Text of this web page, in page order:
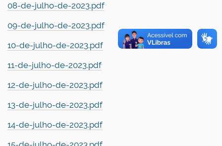
08-de-julho-de-2023.pdf
09-de-julho-de-2023.pdf
10-de-julho-de-2023.pdf
11-de-julho-de-2023.pdf
12-de-julho-de-2023.pdf
13-de-julho-de-2023.pdf
14-de-julho-de-2023.pdf